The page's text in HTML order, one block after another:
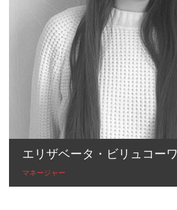
エリザベータ・ビリュコーワ
マネージャー